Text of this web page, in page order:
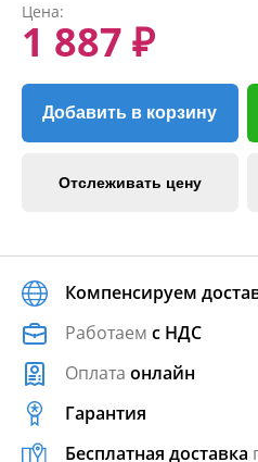
Цена:
1 887 ₽
Добавить в корзину
Отслеживать цену
Компенсируем
Работаем с НДС
Оплата онлайн
Гарантия
Бесплатная доставка